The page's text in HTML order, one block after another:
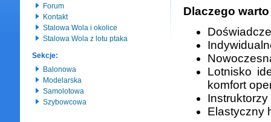
Forum
Kontakt
Stalowa Wola i okolice
Stalowa Wola z lotu ptaka
Sekcje:
Balonowa
Modelarska
Samolotowa
Szybowcowa
Dlaczego
Lotnisko
komfort
Elastyczny